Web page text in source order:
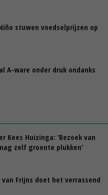
stuwen voedselprijzen op
A-ware onder druk ondanks
Kees Huizinga: ‘Bezoek van
zelf groente plukken’
Frijns doet het verrassend